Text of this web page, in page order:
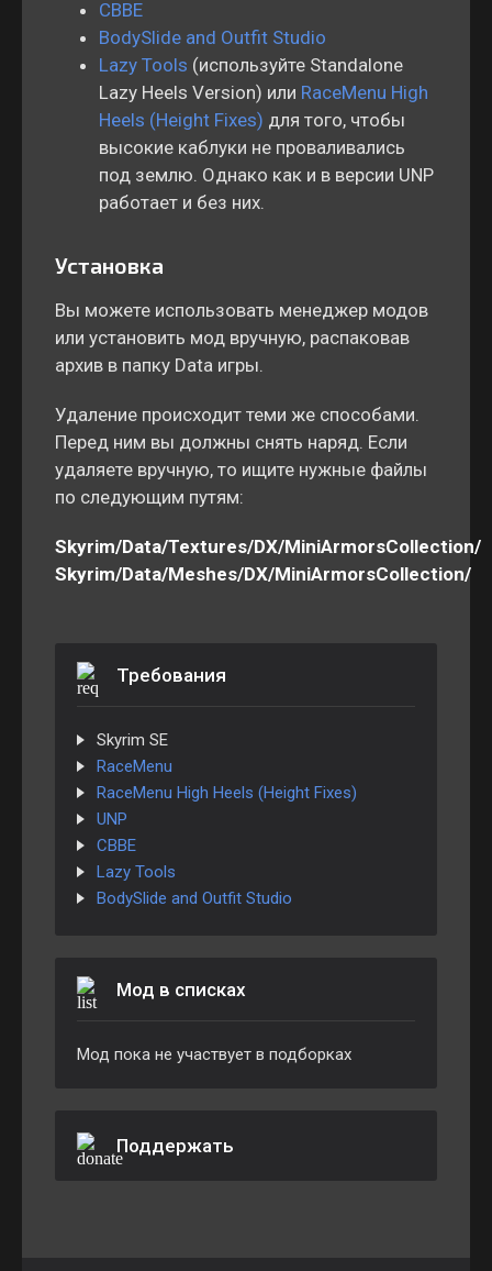
CBBE
BodySlide and Outfit Studio
Lazy Tools (используйте Standalone
Lazy Heels Version) или RaceMenu High
Heels (Height Fixes) для того, чтобы
высокие каблуки не проваливались
под землю. Однако как и в версии UNP
работает и без них.
Установка
Вы можете использовать менеджер модов
или установить мод вручную, распаковав
архив в папку Data игры.
Удаление происходит теми же способами.
Перед ним вы должны снять наряд. Если
удаляете вручную, то ищите нужные файлы
по следующим путям:
Skyrim/Data/Textures/DX/MiniArmorsCollection/
Skyrim/Data/Meshes/DX/MiniArmorsCollection/
Требования
Skyrim SE
RaceMenu
RaceMenu High Heels (Height Fixes)
UNP
CBBE
Lazy Tools
BodySlide and Outfit Studio
Мод в списках
Мод пока не участвует в подборках
Поддержать